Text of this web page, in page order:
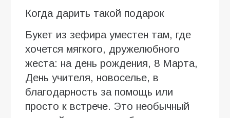
Когда дарить такой подарок
Букет из зефира уместен там, где
хочется мягкого, дружелюбного
жеста: на день рождения, 8 Марта,
День учителя, новоселье, в
благодарность за помощь или
просто к встрече. Это необычный